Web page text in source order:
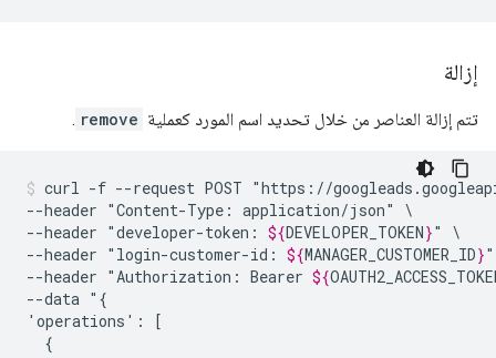
إزالة
تتم إزالة العناصر من خلال تحديد اسم المورد كعملية remove
.
curl -f --request POST "https://
--header "Content-Type: application/json"
\
--header "developer-token: ${DEVELOPER_TOKEN}"
\
--header "login-customer-id: ${MANAGER_CUSTOMER_ID}"
--header "Authorization: Bearer ${
--data "{
'operations':